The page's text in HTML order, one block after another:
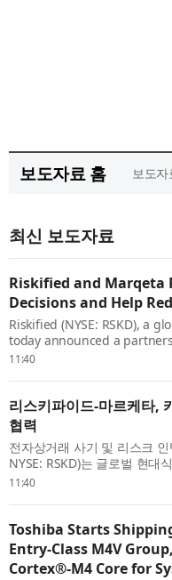
보도자료 홈 보도자
최신 보도자료
Riskified and
Decisions and Help
Riskified (NYSE: RSKD), a
today announced a
issuing platform, to give
11:40
리스키파이드-마르케타,
협력
전자상거래 사기 및 리스크
NYSE: RSKD)는 글로벌 현
십을 체결했다고 발표했다.
11:40
Toshiba Starts
Entry‑Class M4V
Cortex®‑M4 Core for